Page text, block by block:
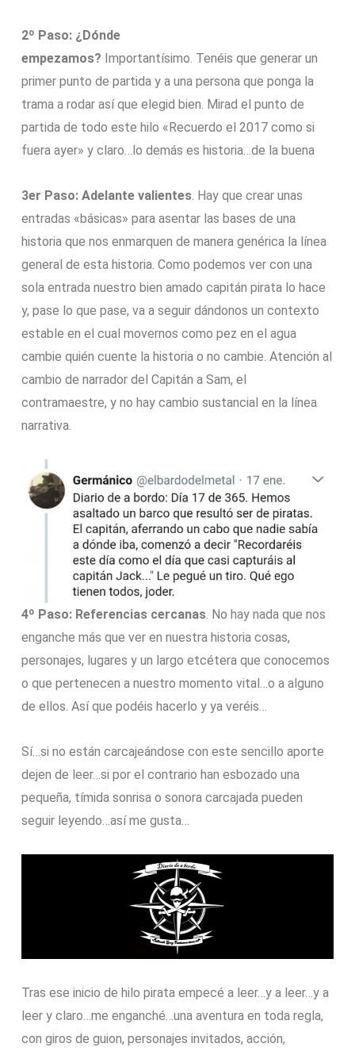
2º Paso: ¿Dónde
empezamos? Importantísimo. Tenéis que generar un
primer punto de partida y a una persona que ponga la
trama a rodar así que elegid bien. Mirad el punto de
partida de todo este hilo «Recuerdo el 2017 como si
fuera ayer» y claro…lo demás es historia…de la buena
3er Paso: Adelante valientes. Hay que crear unas
entradas «básicas» para asentar las bases de una
historia que nos enmarquen de manera genérica la línea
general de esta historia. Como podemos ver con una
sola entrada nuestro bien amado capitán pirata lo hace
y, pase lo que pase, va a seguir dándonos un contexto
estable en el cual movernos como pez en el agua
cambie quién cuente la historia o no cambie. Atención al
cambio de narrador del Capitán a Sam, el
contramaestre, y no hay cambio sustancial en la línea
narrativa.
4º Paso: Referencias cercanas. No hay nada que nos
enganche más que ver en nuestra historia cosas,
personajes, lugares y un largo etcétera que conocemos
o que pertenecen a nuestro momento vital…o a alguno
de ellos. Así que podéis hacerlo y ya veréis…
Sí…si no están carcajeándose con este sencillo aporte
dejen de leer…si por el contrario han esbozado una
pequeña, tímida sonrisa o sonora carcajada pueden
seguir leyendo…así me gusta…
Tras ese inicio de hilo pirata empecé a leer…y a leer…y a
leer y claro…me enganché…una aventura en toda regla,
con giros de guion, personajes invitados, acción,